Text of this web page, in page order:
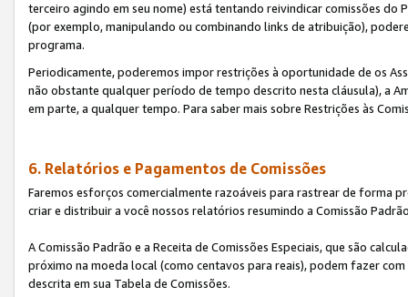
terceiro agindo em seu nome) está tentando reivindicar comissões
(por exemplo, manipulando ou combinando links de atribuição),
programa.
Periodicamente, poderemos impor restrições à oportunidade de os
não obstante qualquer período de tempo descrito nesta cláusula), a
em parte, a qualquer tempo. Para saber mais sobre Restrições às
6. Relatórios e Pagamentos de Comissões
Faremos esforços comercialmente razoáveis para rastrear de forma
criar e distribuir a você nossos relatórios resumindo a Comissão
A Comissão Padrão e a Receita de Comissões Especiais, que são
próximo na moeda local (como centavos para reais), podem fazer
descrita em sua Tabela de Comissões.